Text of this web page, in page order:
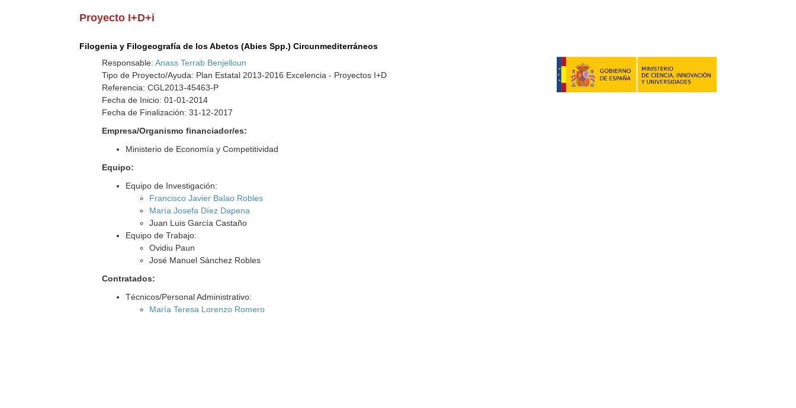
Proyecto I+D+i
Filogenia y Filogeografía de los Abetos (Abies Spp.) Circunmediterráneos
Responsable:Anass Terrab Benjelloun
Tipo de Proyecto/Ayuda: Plan Estatal 2013-2016 Excelencia - Proyectos I+D
Referencia: CGL2013-45463-P
Fecha de Inicio: 01-01-2014
Fecha de Finalización: 31-12-2017
Empresa/Organismo financiador/es:
Ministerio de Economía y Competitividad
Equipo:
Equipo de Investigación:
Francisco Javier Balao Robles
María Josefa Díez Dapena
Juan Luis García Castaño
Equipo de Trabajo:
Ovidiu Paun
José Manuel Sánchez Robles
Contratados:
Técnicos/Personal Administrativo:
María Teresa Lorenzo Romero